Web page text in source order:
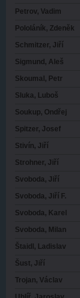
Petrov, Vadim
Pololáník, Zdeněk
Schmitzer, Jiří
Sigmund, Aleš
Skoumal, Petr
Sluka, Luboš
Soukup, Ondřej
Spitzer, Josef
Stivín, Jiří
Strohner, Jiří
Svoboda, Jiří
Svoboda, Jiří F.
Svoboda, Karel
Svoboda, Milan
Štaidl, Ladislav
Šust, Jiří
Trojan, Václav